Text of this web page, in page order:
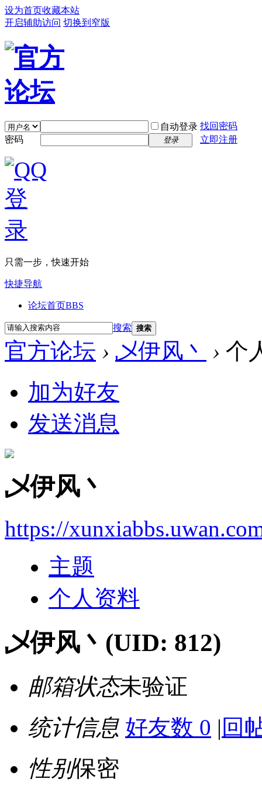
设为首页收藏本站
开启辅助访问 切换到窄版
自动登录 找回密码
密码
登录 立即注册
只需一步，快速开始
快捷导航
论坛首页BBS
搜索 搜索
官方论坛 › 乄伊风丶 › 个
加为好友
发送消息
乄伊风丶
https://
主题
个人资料
乄伊风丶 (UID: 812)
邮箱状态未验证
统计信息 好友数 0 | 回
性别保密